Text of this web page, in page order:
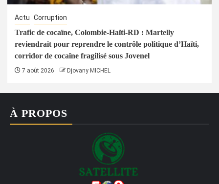
Actu Corruption
Trafic de cocaïne, Colombie-Haïti-RD : Martelly
reviendrait pour reprendre le contrôle politique d’Haïti,
corridor de cocaïne fragilisé sous Jovenel
7 août 2026 Djovany MICHEL
À PROPOS